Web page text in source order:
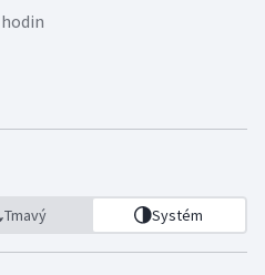
Tmavý Systém